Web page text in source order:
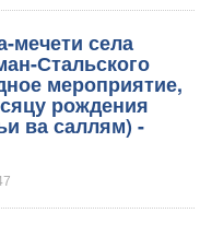
мечети села
Стальского
мероприятие,
рождения
ва саллям) -